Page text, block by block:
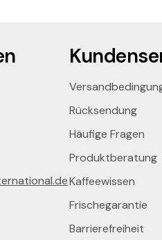
Rücksendung
Häufige Fragen
Produktberatung
Kaffeewissen
Frischegarantie
Barrierefreiheit